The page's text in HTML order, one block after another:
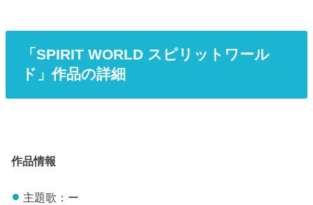
「SPIRIT WORLD スピリットワール
ド」作品の詳細
作品情報
主題歌：ー